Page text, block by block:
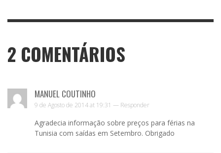
2 COMENTÁRIOS
MANUEL COUTINHO
9 de Agosto de 2014 at 19:31 — Responder
Agradecia informação sobre preços para férias na
Tunisia com saídas em Setembro. Obrigado